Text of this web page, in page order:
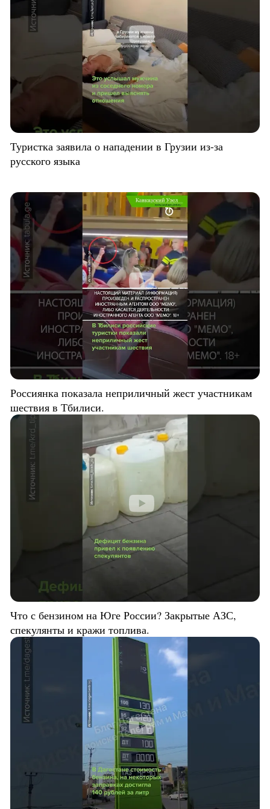
Туристка заявила о нападении в Грузии из-за
русского языка
Россиянка показала неприличный жест участникам
шествия в Тбилиси.
Что с бензином на Юге России? Закрытые АЗС,
спекулянты и кражи топлива.